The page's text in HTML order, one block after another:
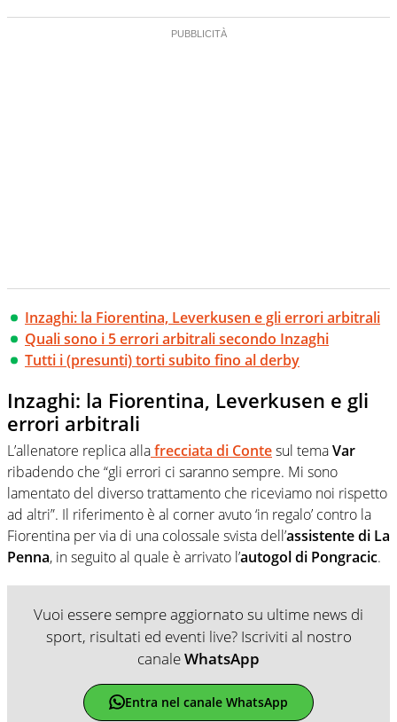
Inzaghi: la Fiorentina, Leverkusen e gli errori arbitrali
Quali sono i 5 errori arbitrali secondo Inzaghi
Tutti i (presunti) torti subito fino al derby
Inzaghi: la Fiorentina, Leverkusen e gli
errori arbitrali
L’allenatore replica allafrecciata di Contesul temaVar
ribadendo che “gli errori ci saranno sempre. Mi sono
lamentato del diverso trattamento che riceviamo noi rispetto
ad altri”. Il riferimento è al corner avuto ‘in regalo’ contro la
Fiorentina per via di una colossale svista dell’assistente di La
Penna, in seguito al quale è arrivato l’autogol di Pongracic.
Vuoi essere sempre aggiornato su ultime news di
sport, risultati ed eventi live? Iscriviti al nostro
canaleWhatsApp
Entra nel canale WhatsApp